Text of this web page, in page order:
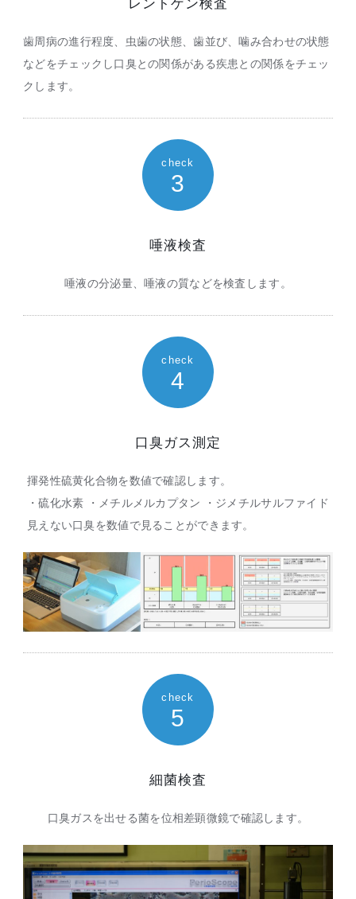
レントゲン検査
歯周病の進行程度、虫歯の状態、歯並び、噛み合わせの状態
などをチェックし口臭との関係がある疾患との関係をチェッ
クします。
check
3
唾液検査
唾液の分泌量、唾液の質などを検査します。
check
4
口臭ガス測定
揮発性硫黄化合物を数値で確認します。
・硫化水素 ・メチルメルカプタン ・ジメチルサルファイド
見えない口臭を数値で見ることができます。
check
5
細菌検査
口臭ガスを出せる菌を位相差顕微鏡で確認します。